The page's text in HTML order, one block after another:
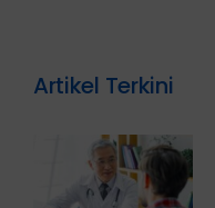
Artikel Terkini